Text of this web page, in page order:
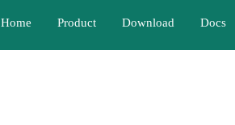
Home Product Download Docs